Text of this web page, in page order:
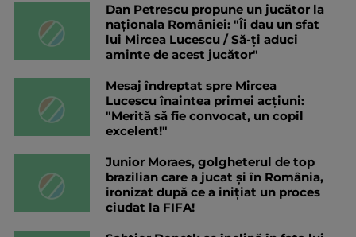
Dan Petrescu propune un jucător la
naționala României: "Îi dau un sfat
lui Mircea Lucescu / Să-ți aduci
aminte de acest jucător"
Mesaj îndreptat spre Mircea
Lucescu înaintea primei acțiuni:
"Merită să fie convocat, un copil
excelent!"
Junior Moraes, golgheterul de top
brazilian care a jucat și în România,
ironizat după ce a inițiat un proces
ciudat la FIFA!